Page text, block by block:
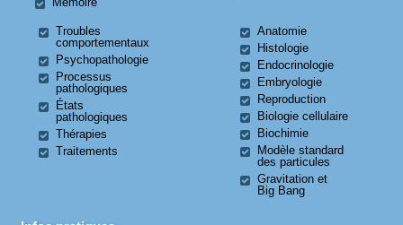
Troubles
comportementaux
Psychopathologie
Processus
pathologiques
États
pathologiques
Thérapies
Traitements
Anatomie
Histologie
Endocrinologie
Embryologie
Reproduction
Biologie cellulaire
Biochimie
Modèle standard
des particules
Gravitation et
Big Bang